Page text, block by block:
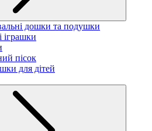
дошки та подушки
іграшки
пісок
для дітей